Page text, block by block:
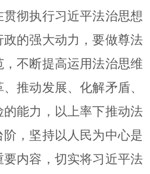
彻执行习近平法治思想
政的强大动力 ，要做尊法
不断提高运用法治思维
推动发展、化解矛盾、
能力，以上率下推动法
阶 ， 坚持以人民为中心是
内容，切实将习近平法